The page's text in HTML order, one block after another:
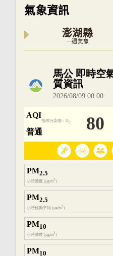
氣象資訊
澎湖縣
一週氣象
內嵌空氣品質小